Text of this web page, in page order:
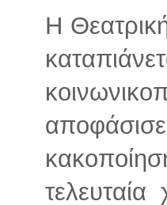
Η